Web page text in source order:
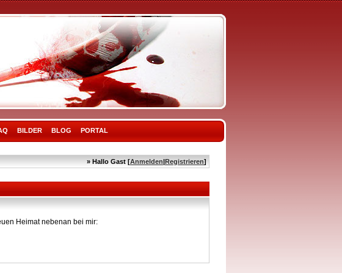
BILDER BLOG PORTAL
» Hallo Gast [Anmelden|Registrieren]
Heimat nebenan bei mir: